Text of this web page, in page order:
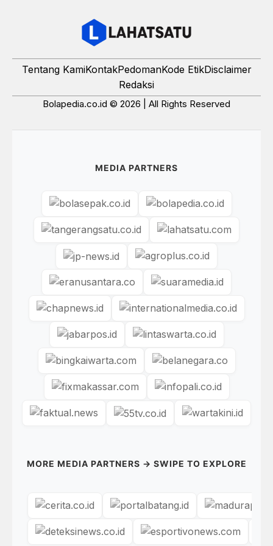
Tentang KamiKontakPedomanKode EtikDisclaimer
Redaksi
Bolapedia.co.id © 2026 | All Rights Reserved
MEDIA PARTNERS
MORE MEDIA PARTNERS → SWIPE TO EXPLORE